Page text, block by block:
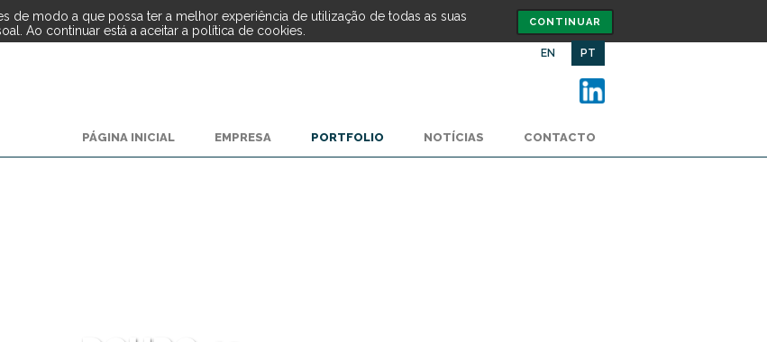
CONTINUAR
de modo a que possa ter a melhor experiência de utilização de todas as suas
Ao continuar está a aceitar a política de cookies.
EN PT
PÁGINA INICIAL EMPRESA PORTFOLIO NOTÍCIAS CONTACTO